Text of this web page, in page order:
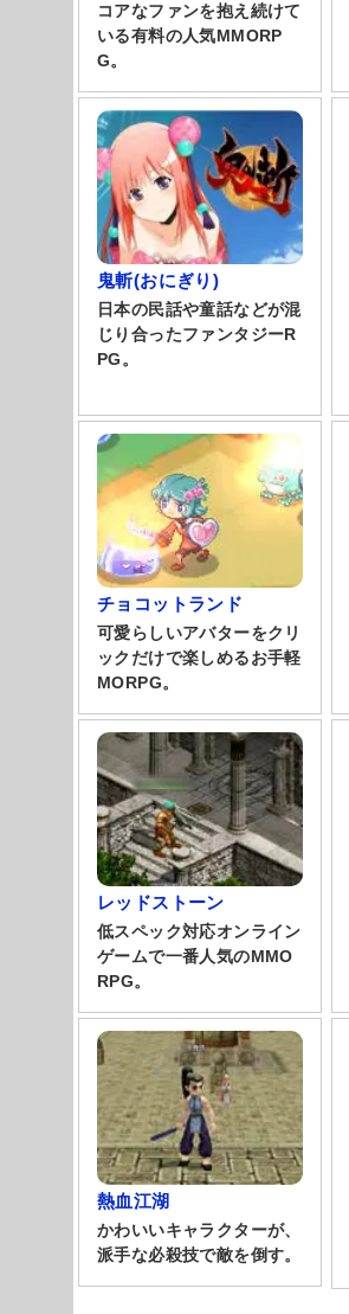
コアなファンを抱え続けて
いる有料の人気MMORP
G。
鬼斬(おにぎり)
日本の民話や童話などが混
じり合ったファンタジーR
PG。
チョコットランド
可愛らしいアバターをクリ
ックだけで楽しめるお手軽
MORPG。
レッドストーン
低スペック対応オンライン
ゲームで一番人気のMMO
RPG。
熱血江湖
かわいいキャラクターが、
派手な必殺技で敵を倒す。